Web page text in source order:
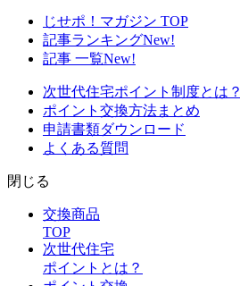
じせポ！マガジン TOP
記事ランキングNew!
記事 一覧New!
次世代住宅ポイント制度とは？
ポイント交換方法まとめ
申請書類ダウンロード
よくある質問
閉じる
交換商品
TOP
次世代住宅
ポイントとは？